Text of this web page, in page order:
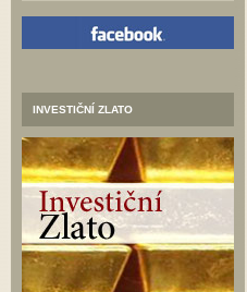
INVESTIČNÍ ZLATO